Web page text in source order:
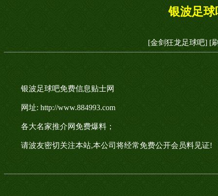
银波足
[金剑狂龙足球吧] [
银波足球吧免费信息贴士网
网址: http://www.884993.com
各大名家推介网免费爆料；
请波友密切关注本站,本公司将经常免费公开会员料见证!